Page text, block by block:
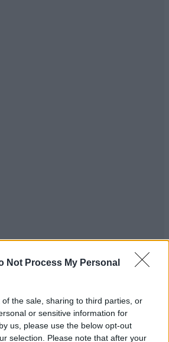
Not Process My Personal
the sale, sharing to third parties, or
or sensitive information for
us, please use the below opt-out
selection. Please note that after your